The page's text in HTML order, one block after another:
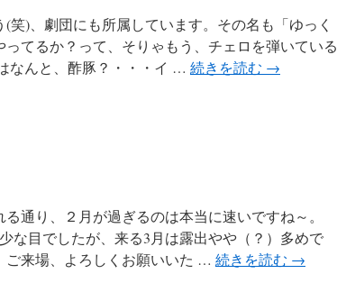
)、劇団にも所属しています。その名も「ゆっく
てるか？って、そりゃもう、チェロを弾いている
なんと、酢豚？・・・イ … 続きを読む →
通り、２月が過ぎるのは本当に速いですね～。
な目でしたが、来る3月は露出やや（？）多めで
ご来場、よろしくお願いいた … 続きを読む →